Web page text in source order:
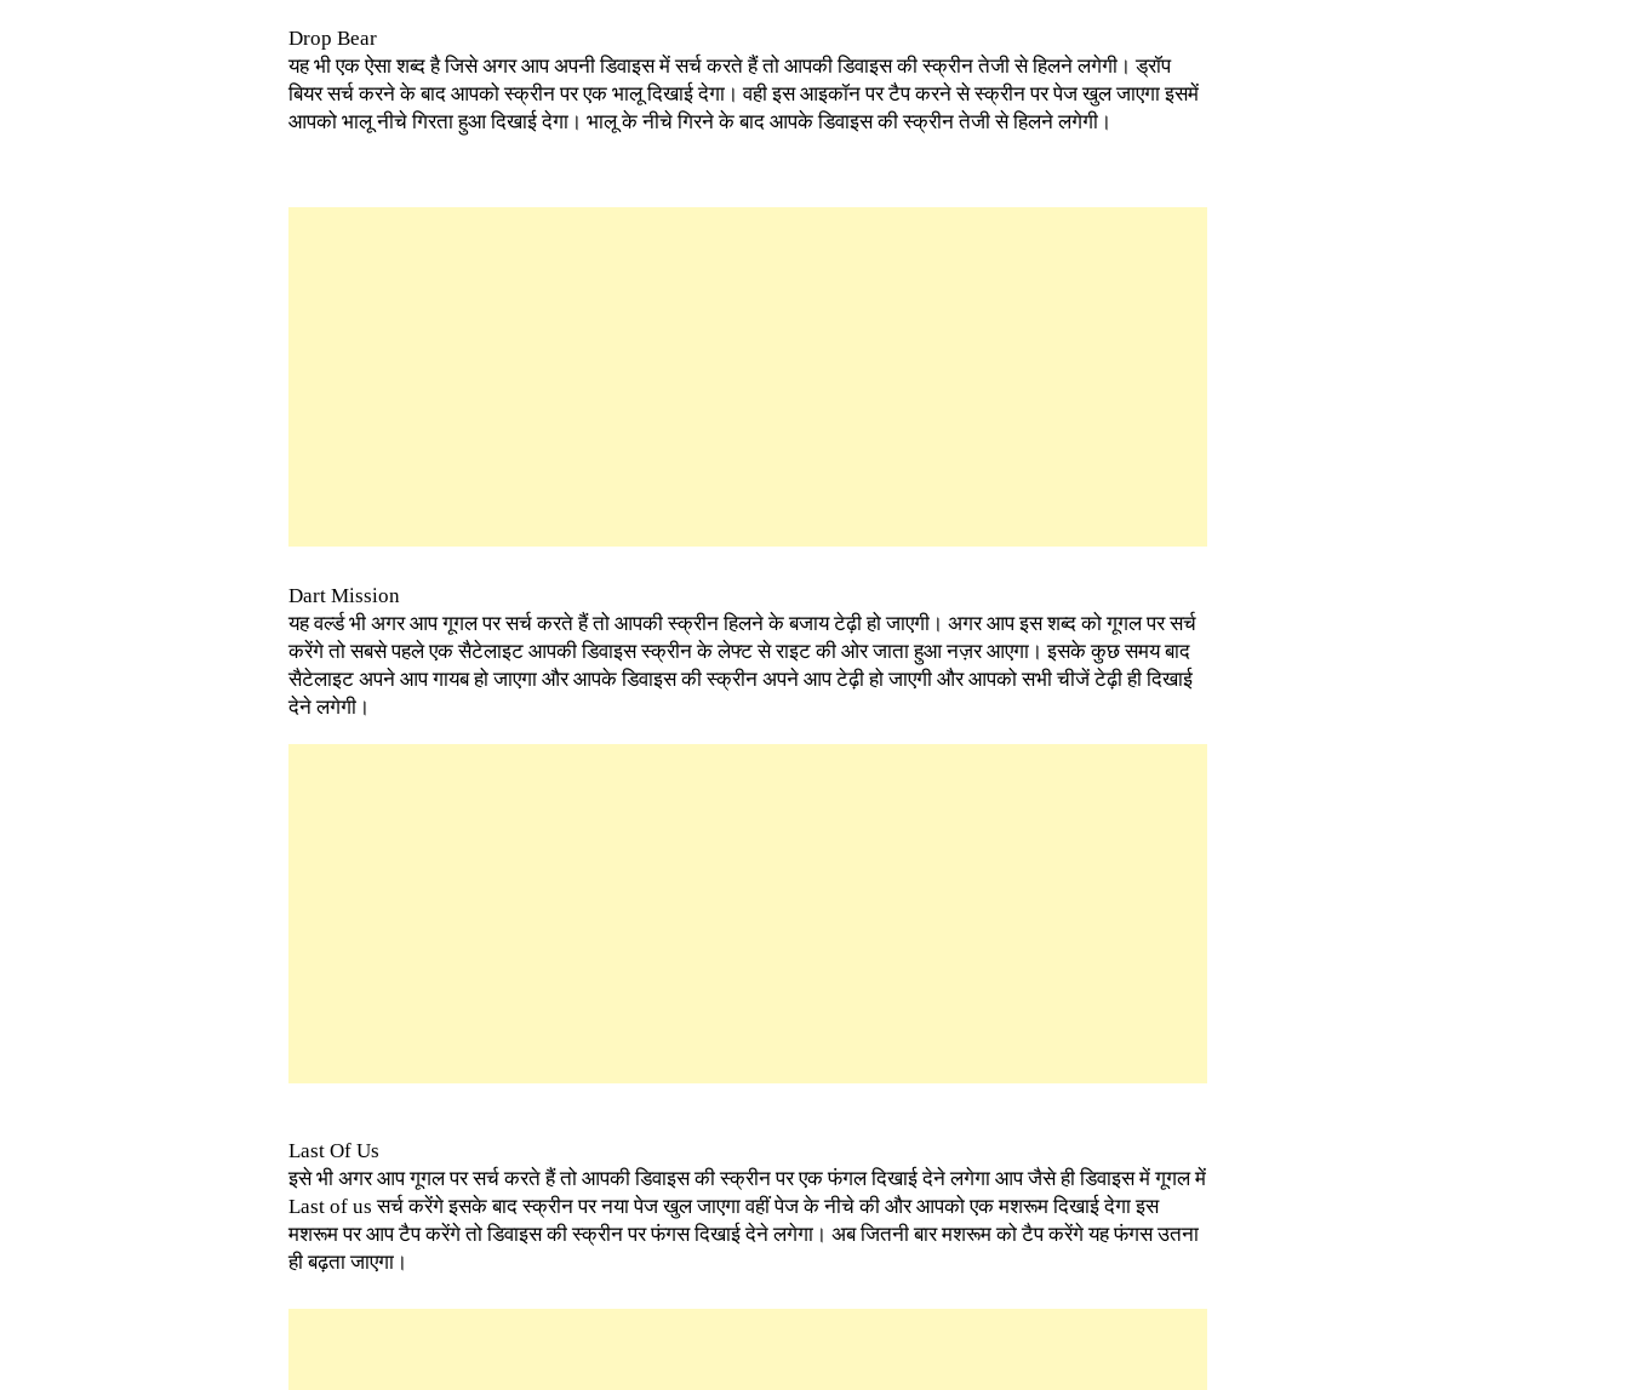
Drop Bear
यह भी एक ऐसा शब्द है जिसे अगर आप अपनी डिवाइस में सर्च करते हैं तो आपकी डिवाइस की स्क्रीन तेजी से हिलने लगेगी। ड्रॉप
बियर सर्च करने के बाद आपको स्क्रीन पर एक भालू दिखाई देगा। वही इस आइकॉन पर टैप करने से स्क्रीन पर पेज खुल जाएगा इसमें
आपको भालू नीचे गिरता हुआ दिखाई देगा। भालू के नीचे गिरने के बाद आपके डिवाइस की स्क्रीन तेजी से हिलने लगेगी।
Dart Mission
यह वर्ल्ड भी अगर आप गूगल पर सर्च करते हैं तो आपकी स्क्रीन हिलने के बजाय टेढ़ी हो जाएगी। अगर आप इस शब्द को गूगल पर सर्च
करेंगे तो सबसे पहले एक सैटेलाइट आपकी डिवाइस स्क्रीन के लेफ्ट से राइट की ओर जाता हुआ नज़र आएगा। इसके कुछ समय बाद
सैटेलाइट अपने आप गायब हो जाएगा और आपके डिवाइस की स्क्रीन अपने आप टेढ़ी हो जाएगी और आपको सभी चीजें टेढ़ी ही दिखाई
देने लगेगी।
Last Of Us
इसे भी अगर आप गूगल पर सर्च करते हैं तो आपकी डिवाइस की स्क्रीन पर एक फंगल दिखाई देने लगेगा आप जैसे ही डिवाइस में गूगल में
Last of us सर्च करेंगे इसके बाद स्क्रीन पर नया पेज खुल जाएगा वहीं पेज के नीचे की और आपको एक मशरूम दिखाई देगा इस
मशरूम पर आप टैप करेंगे तो डिवाइस की स्क्रीन पर फंगस दिखाई देने लगेगा। अब जितनी बार मशरूम को टैप करेंगे यह फंगस उतना
ही बढ़ता जाएगा।